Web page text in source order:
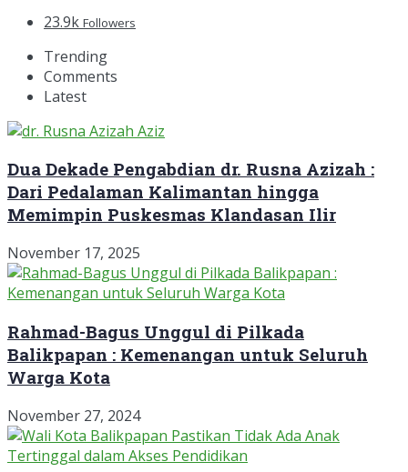
23.9k Followers
Trending
Comments
Latest
Dua Dekade Pengabdian dr. Rusna Azizah :
Dari Pedalaman Kalimantan hingga
Memimpin Puskesmas Klandasan Ilir
November 17, 2025
Rahmad-Bagus Unggul di Pilkada
Balikpapan : Kemenangan untuk Seluruh
Warga Kota
November 27, 2024